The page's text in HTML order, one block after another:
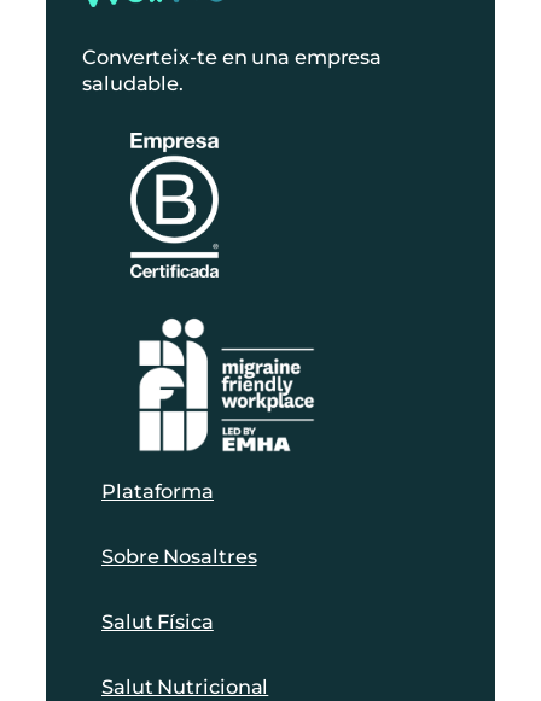
Converteix-te en una empresa
saludable.
Plataforma
Sobre Nosaltres
Salut Física
Salut Nutricional